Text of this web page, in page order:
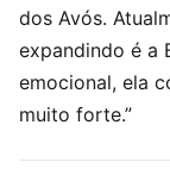
dos Avós.
expandindo é a
emocional, ela
muito forte.”